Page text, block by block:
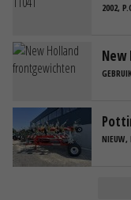
2002,
NIEUW,